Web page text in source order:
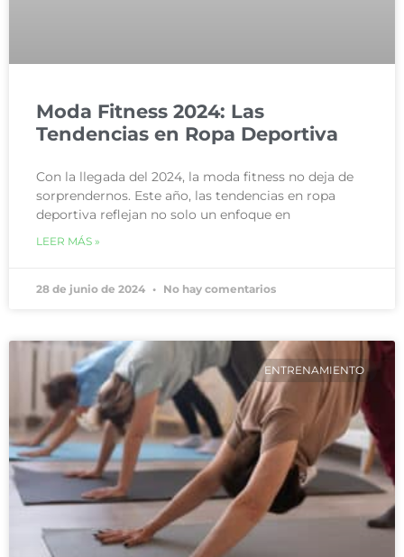
Moda Fitness 2024: Las
Tendencias en Ropa Deportiva
Con la llegada del 2024, la moda fitness no deja de
sorprendernos. Este año, las tendencias en ropa
deportiva reflejan no solo un enfoque en
LEER MÁS »
28 de junio de 2024 No hay comentarios
ENTRENAMIENTO